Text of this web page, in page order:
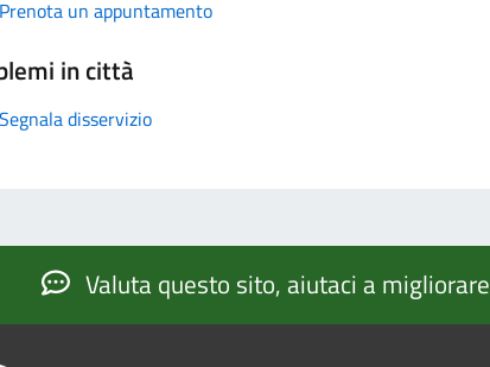
Prenota un appuntamento
in città
Segnala disservizio
Valuta questo sito, aiutaci a migliorare